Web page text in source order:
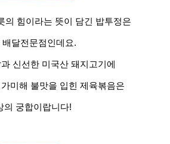
의 힘이라는 뜻이 담긴 밥투정은
배달전문점인데요.
신선한 미국산 돼지고기에
미해 불맛을 입힌 제육볶음은
의 궁합이랍니다!